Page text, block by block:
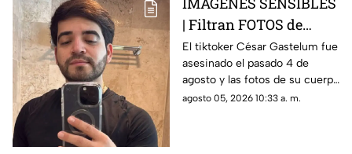
| Filtran FOTOS de
cómo quedó el CU3RPO
del tiktoker César
Gastelum tras ser
asesinado
El tiktoker César Gastelum fue
asesinado el pasado 4 de
agosto y las fotos de su cuerpo
sin vida fueron filtradas en
agosto 05, 2026 10:33 a. m.